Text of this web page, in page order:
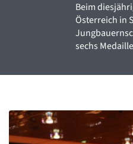
Beim
Österreich in
sechs